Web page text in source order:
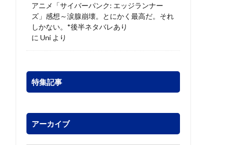
アニメ「サイバーパンク: エッジランナー
ズ」感想～涙腺崩壊。とにかく最高だ。それ
しかない。*後半ネタバレあり
に Uni より
特集記事
アーカイブ